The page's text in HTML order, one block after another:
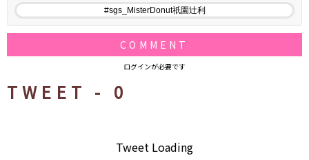
COMMENT
ログインが必要です
TWEET - 0
Tweet Loading